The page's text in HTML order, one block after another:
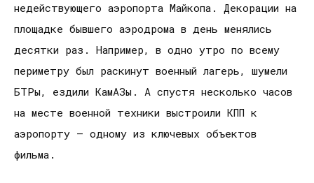
недействующего аэропорта Майкопа. Декорации на
площадке бывшего аэродрома в день менялись
десятки раз. Например, в одно утро по всему
периметру был раскинут военный лагерь, шумели
БТРы, ездили КамАЗы. А спустя несколько часов
на месте военной техники выстроили КПП к
аэропорту — одному из ключевых объектов
фильма.